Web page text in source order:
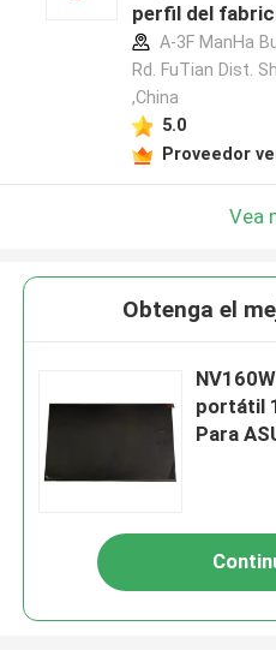
perfil del
A-3F ManHa
Rd. FuTian Dist.
,China
5.0
Proveedor
Vea
Obtenga el
portátil
Para